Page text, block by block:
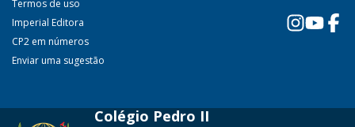
Termos de uso
Imperial Editora
CP2 em números
Enviar uma sugestão
Colégio Pedro II